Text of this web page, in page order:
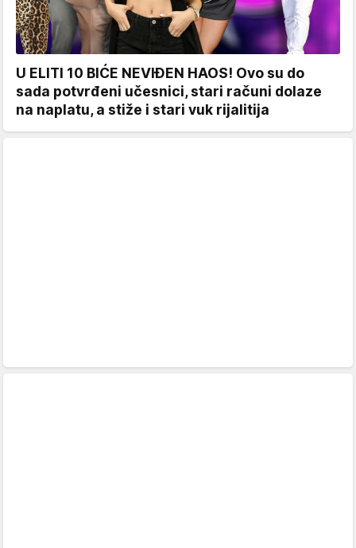
U ELITI 10 BIĆE NEVIĐEN HAOS! Ovo su do
sada potvrđeni učesnici, stari računi dolaze
na naplatu, a stiže i stari vuk rijalitija